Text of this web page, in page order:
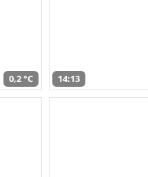
0,2 °C 14:13